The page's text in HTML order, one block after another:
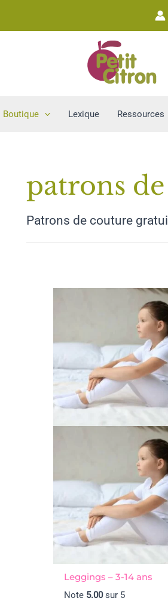
Boutique Lexique Ressources
patrons
Patrons de couture
Leggings – 3-14 ans
Note 5.00sur 5